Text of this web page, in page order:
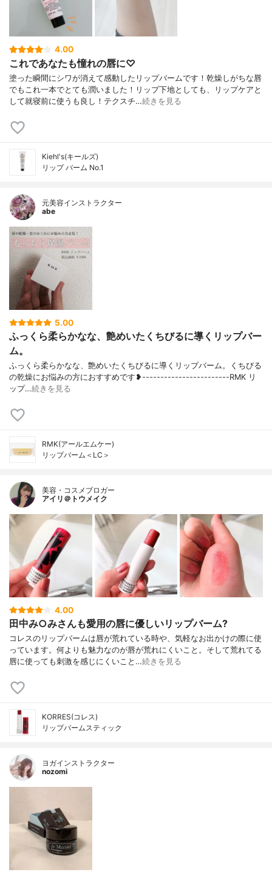
4.00
これであなたも憧れの唇に♡
塗った瞬間にシワが消えて感動したリップバームです！乾燥しがちな唇
でもこれ一本でとても潤いました！リップ下地としても、リップケアと
して就寝前に使うも良し！テクスチ…続きを見る
Kiehl's(キールズ)
リップ バーム No.1
元美容インストラクター
abe
5.00
ふっくら柔らかなな、艶めいたくちびるに導くリップバー
ム。
ふっくら柔らかなな、艶めいたくちびるに導くリップバーム。くちびる
の乾燥にお悩みの方におすすめです❥------------------------RMK リ
ップ…続きを見る
RMK(アールエムケー)
リップバーム＜LC＞
美容・コスメブロガー
アイリ＠トウメイク
4.00
田中み○みさんも愛用の唇に優しいリップバーム?
コレスのリップバームは唇が荒れている時や、気軽なお出かけの際に使
っています。何よりも魅力なのが唇が荒れにくいこと。そして荒れてる
唇に使っても刺激を感じにくいこと…続きを見る
KORRES(コレス)
リップバームスティック
ヨガインストラクター
nozomi